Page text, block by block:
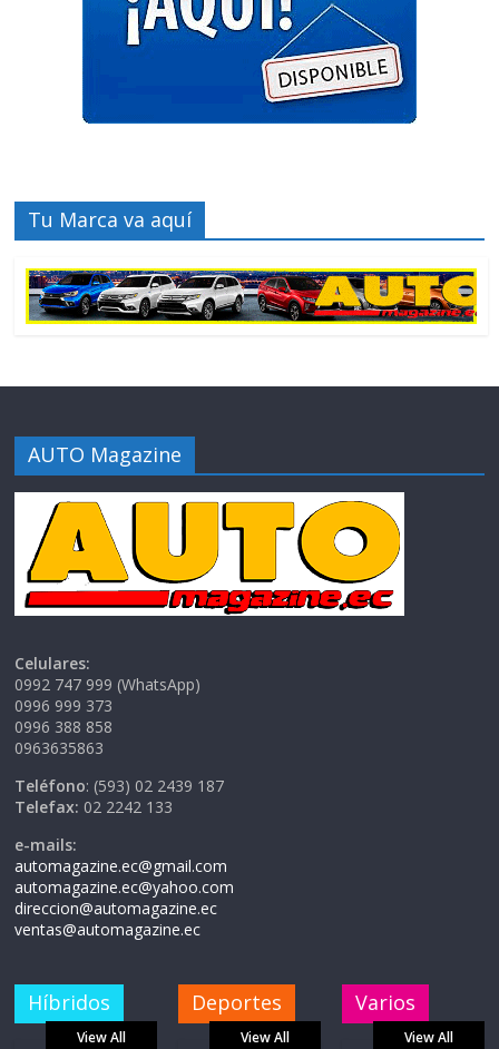
Tu Marca va aquí
AUTO Magazine
Celulares:
0992 747 999 (WhatsApp)
0996 999 373
0996 388 858
0963635863
Teléfono: (593) 02 2439 187
Telefax: 02 2242 133
e-mails:
automagazine.ec@gmail.com
automagazine.ec@yahoo.com
direccion@automagazine.ec
ventas@automagazine.ec
Híbridos
View All
Deportes
View All
Varios
View All